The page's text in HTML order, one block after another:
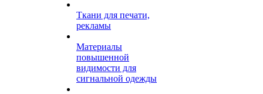
Ткани для печати,
рекламы
Материалы
повышенной
видимости для
сигнальной одежды